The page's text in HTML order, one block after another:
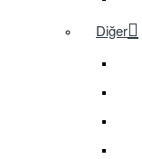
Diğer